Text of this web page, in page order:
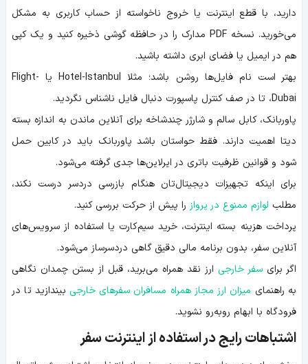
دارید، با قطع اینترنت یا خروج ناخواسته از حساب کاربری به مشکل
می‌خورید. نسخه PDF مدارک را در حافظه گوشی ذخیره کنید و یک کپی
هم در ایمیل یا فضای ابری داشته باشید.
بهتر است نام فایل‌ها روشن باشد؛ مثلا Hotel-Istanbul یا Flight-
Dubai، تا در صف کنترل پاسپورت دنبال فایل ناشناس نگردید.
پاوربانک، کابل سالم و شارژر چندشاخه برای آنلاین ماندن به اندازه بسته
دیتا اهمیت دارند. فقط حواستان باشد پاوربانک باید در کابین حمل
شود و قوانین ظرفیت باتری در ایرلاین‌ها جدی گرفته می‌شود.
برای اینکه تجهیزات دیجیتال‌تان هنگام بازرسی دردسر درست نکند،
مطلب لوازم ممنوع در پرواز را پیش از حرکت بررسی کنید.
پرداخت هزینه بسته اینترنت، خرید سیم‌کارت یا استفاده از سرویس‌های
آنلاین سفر، بدون برنامه مالی دقیق گاهی دردسرساز می‌شود.
اگر برای سفر خارجی ارز نقد همراه می‌برید، قبل از بستن چمدان نگاهی
به راهنمای میزان ارز مجاز همراه مسافران سفرهای خارجی بیندازید تا در
فرودگاه با ابهام روبه‌رو نشوید.
اشتباهات رایج در استفاده از اینترنت سفر